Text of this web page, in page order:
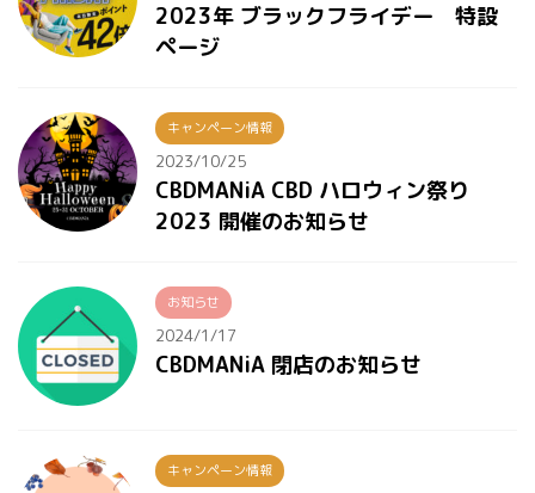
2023年 ブラックフライデー 特設
ページ
キャンペーン情報
2023/10/25
CBDMANiA CBD ハロウィン祭り
2023 開催のお知らせ
お知らせ
2024/1/17
CBDMANiA 閉店のお知らせ
キャンペーン情報